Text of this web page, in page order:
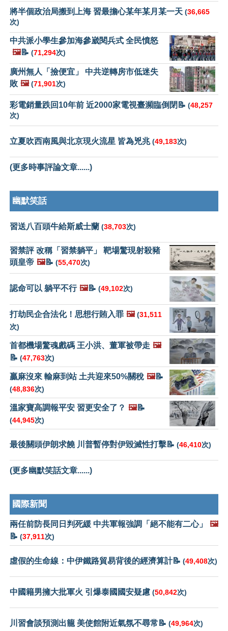
將半個政治局搬到上海 習最擔心某年某月某一天 (36,665
次)
中共派小學生參加海參崴閱兵式 全民憤怒
🖼️📝 (71,294次)
廣州無人「撿便宜」 中共逆轉房市低迷失
敗 🖼️ (71,901次)
彩電銷量跌回10年前 近2000家電視臺瀕臨倒閉📝 (48,257
次)
立夏吹西南風與北京現火流星 皆為兇兆(49,183次)
(更多時事評論文章......)
幽默笑話
習送八百頭牛給斯威士蘭 (38,703次)
習禁評 改稱「習禁躺平」 靶場驚現射殺豬
頭皇帝 🖼️📝 (55,470次)
認命可以 躺平不行 🖼️📝 (49,102次)
打劫民企合法化！思想行賄入罪 🖼️ (31,511
次)
首都機場驚魂戲碼 王小洪、董軍被帶走 🖼️
📝 (47,763次)
贏麻沒來 輸麻到站 土共迎來50%關稅 🖼️📝
(48,836次)
溫家寶高調報平安 習更安全了？ 🖼️📝
(44,945次)
最後關頭伊朗求饒 川普暫停對伊毀滅性打擊📝 (46,410次)
(更多幽默笑話文章......)
國際新聞
兩任前防長同日判死緩 中共軍報強調「絕不能有二心」
🖼️
📝 (37,911次)
虛假的生命線：中伊鐵路貿易背後的經濟算計📝 (49,408次)
中國籍男擁大批軍火 引爆泰國國安疑慮 (50,842次)
川習會談預測出籠 美使館附近氣氛不尋常📝 (49,964次)